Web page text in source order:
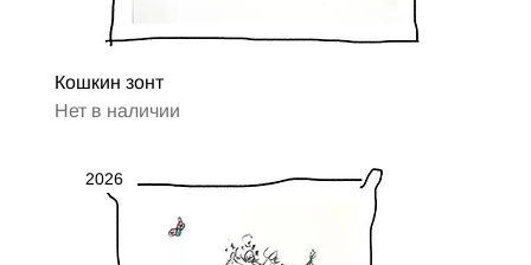
Кошкин зонт
Нет в наличии
2026